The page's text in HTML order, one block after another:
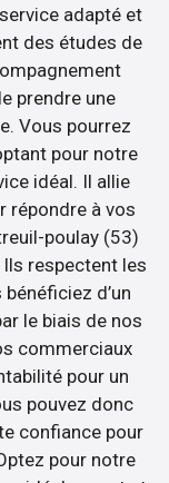
adapté et
des études de
prendre une
Vous pourrez
pour notre
idéal. Il allie
répondre à vos
poulay (53)
respectent les
d’un
le biais de nos
commerciaux
pour un
pouvez donc
confiance pour
pour notre